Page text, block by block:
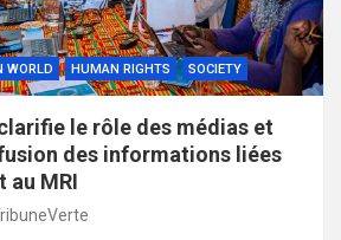
WORLD HUMAN RIGHTS SOCIETY
le rôle des médias et
des informations liées
au MRI